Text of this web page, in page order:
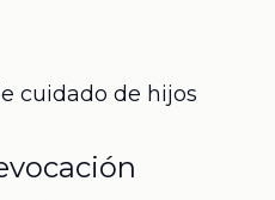
cuidado de hijos